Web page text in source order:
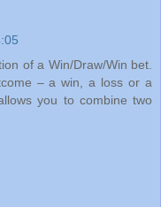
of a Win/Draw/Win bet.
– a win, a loss or a
you to combine two